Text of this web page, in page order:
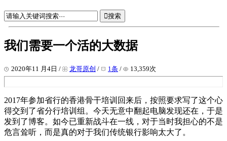
搜索
我们需要一个活的大数据
2020年11 月4日 / 龙哥原创 / 1条 / 13,359次
2017年参加省行的香港骨干培训回来后，按照要求写了这个心
得交到了省分行培训组。今天无意中翻起电脑发现还在，于是
发到了博客。如今已重新战斗在一线，对于当时我担心的不是
危言耸听，而是真的对于我们传统银行影响太大了。